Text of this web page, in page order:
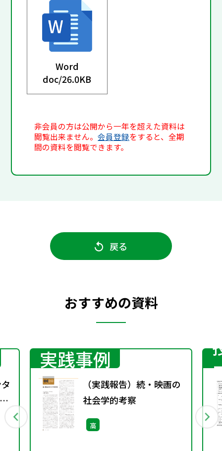
Word
doc/26.0KB
非会員の方は公開から一年を超えた資料は
閲覧出来ません。会員登録をすると、全期
間の資料を閲覧できます。
戻る
おすすめの資料
実践事例
（実践報告）続・映画の
社会学的考察
高